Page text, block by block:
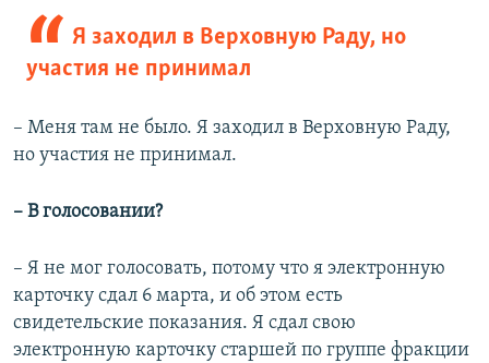
Я заходил в Верховную Раду, но
участия не принимал
– Меня там не было. Я заходил в Верховную Раду,
но участия не принимал.
– В голосовании?
– Я не мог голосовать, потому что я электронную
карточку сдал 6 марта, и об этом есть
свидетельские показания. Я сдал свою
электронную карточку старшей по группе фракции